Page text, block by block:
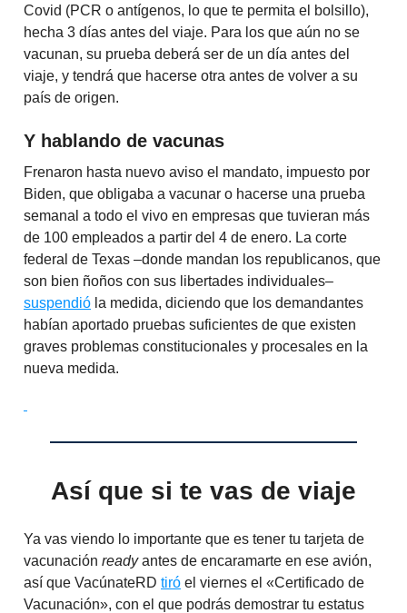
Covid (PCR o antígenos, lo que te permita el bolsillo),
hecha 3 días antes del viaje. Para los que aún no se
vacunan, su prueba deberá ser de un día antes del
viaje, y tendrá que hacerse otra antes de volver a su
país de origen.
Y hablando de vacunas
Frenaron hasta nuevo aviso el mandato, impuesto por
Biden, que obligaba a vacunar o hacerse una prueba
semanal a todo el vivo en empresas que tuvieran más
de 100 empleados a partir del 4 de enero. La corte
federal de Texas –donde mandan los republicanos, que
son bien ñoños con sus libertades individuales–
suspendió la medida, diciendo que los demandantes
habían aportado pruebas suficientes de que existen
graves problemas constitucionales y procesales en la
nueva medida.
Así que si te vas de viaje
Ya vas viendo lo importante que es tener tu tarjeta de
vacunación readyantes de encaramarte en ese avión,
así que VacúnateRD tiró el viernes el «Certificado de
Vacunación», con el que podrás demostrar tu estatus